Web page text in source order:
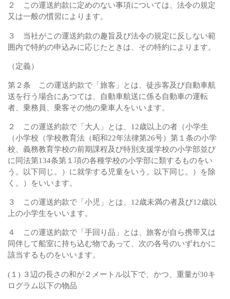
２ この運送約款に定めのない事項については、法令の規定
又は一般の慣習によります。
３ 当社がこの運送約款の趣旨及び法令の規定に反しない範
囲内で特約の申込みに応じたときは、その特約によります。
（定義）
第２条 この運送約款で「旅客」とは、徒歩客及び自動車航
送を行う場合にあつては、自動車航送に係る自動車の運転
者、乗務員、乗客その他の乗車人をいいます。
２ この運送約款で「大人」とは、12歳以上の者（小学生
（小学校（学校教育法（昭和22年法律第26号）第１条の小学
校、義務教育学校の前期課程及び特別支援学校の小学部並び
に同法第134条第１項の各種学校の小学部に類するものをい
う。以下同じ。）に就学する児童をいう。以下同じ。）を除
く。）をいいます。
３ この運送約款で「小児」とは、12歳未満の者及び12歳以
上の小学生をいいます。
４ この運送約款で「手回り品」とは、旅客が自ら携帯又は
同伴して船室に持ち込む物であって、次の各号のいずれかに
該当するものをいいます。
(１) ３辺の長さの和が２メートル以下で、かつ、重量が30キ
ログラム以下の物品